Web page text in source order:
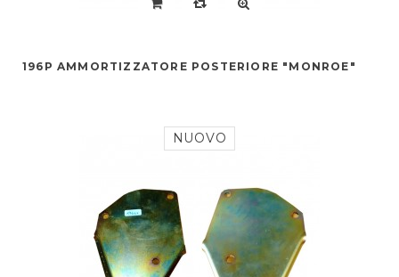
196P AMMORTIZZATORE POSTERIORE "MONROE"
NUOVO